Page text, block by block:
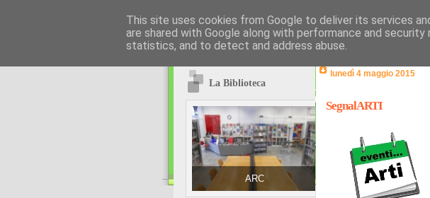
La Biblioteca
ARC
lunedì 4 maggio 2015
SegnalARTI
This site uses cookies from Google to deliver its services
are shared with Google along with performance and
statistics, and to detect and address abuse.